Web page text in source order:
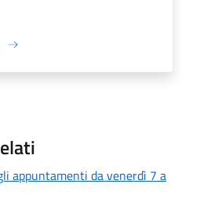
appuntamenti da venerdì 7 a